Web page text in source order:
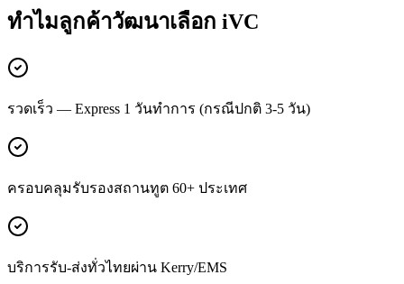
ทำไมลูกค้าวัฒนาเลือก iVC
รวดเร็ว — Express 1 วันทำการ (กรณีปกติ 3-5 วัน)
ครอบคลุมรับรองสถานทูต 60+ ประเทศ
บริการรับ-ส่งทั่วไทยผ่าน Kerry/EMS